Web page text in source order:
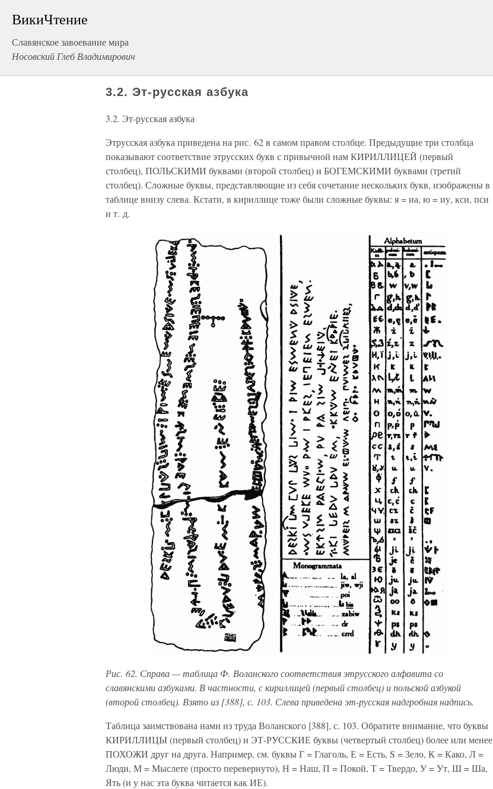
ВикиЧтение
Славянское завоевание мира
Носовский Глеб Владимирович
3.2. Эт-русская азбука
3.2. Эт-русская азбука
Этрусская азбука приведена на рис. 62 в самом правом столбце. Предыдущие три столбца
показывают соответствие этрусских букв с привычной нам КИРИЛЛИЦЕЙ (первый
столбец), ПОЛЬСКИМИ буквами (второй столбец) и БОГЕМСКИМИ буквами (третий
столбец). Сложные буквы, представляющие из себя сочетание нескольких букв, изображены в
таблице внизу слева. Кстати, в кириллице тоже были сложные буквы: я = иа, ю = иу, кси, пси
и т. д.
Рис. 62. Справа — таблица Ф. Воланского соответствия этрусского алфавита со
славянскими азбуками. В частности, с кириллицей (первый столбец) и польской азбукой
(второй столбец). Взято из [388], с. 103. Слева приведена эт-русская надгробная надпись.
Таблица заимствована нами из труда Воланского [388], с. 103. Обратите внимание, что буквы
КИРИЛЛИЦЫ (первый столбец) и ЭТ-РУССКИЕ буквы (четвертый столбец) более или менее
ПОХОЖИ друг на друга. Например, см. буквы Г = Глаголь, Е = Есть, S = Зело, К = Како, Л =
Люди, М = Мыслете (просто перевернуто), Н = Наш, П = Покой, Т = Твердо, У = Ут, Ш = Ша,
Ять (и у нас эта буква читается как ИЕ).